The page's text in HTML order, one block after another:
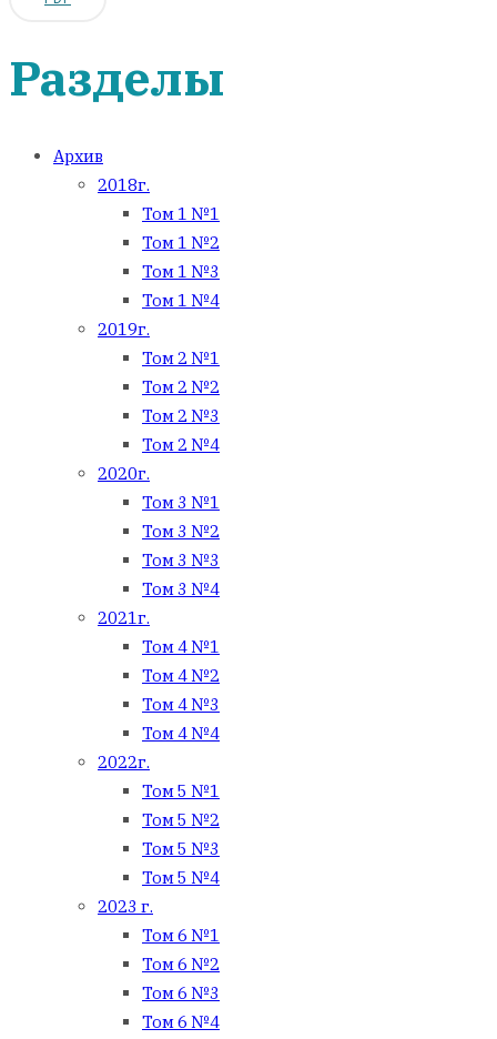
Разделы
Архив
2018г.
Том 1 №1
Том 1 №2
Том 1 №3
Том 1 №4
2019г.
Том 2 №1
Том 2 №2
Том 2 №3
Том 2 №4
2020г.
Том 3 №1
Том 3 №2
Том 3 №3
Том 3 №4
2021г.
Том 4 №1
Том 4 №2
Том 4 №3
Том 4 №4
2022г.
Том 5 №1
Том 5 №2
Том 5 №3
Том 5 №4
2023 г.
Том 6 №1
Том 6 №2
Том 6 №3
Том 6 №4